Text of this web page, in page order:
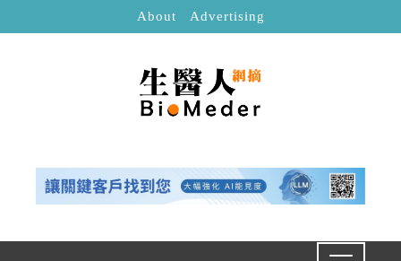
About Advertising